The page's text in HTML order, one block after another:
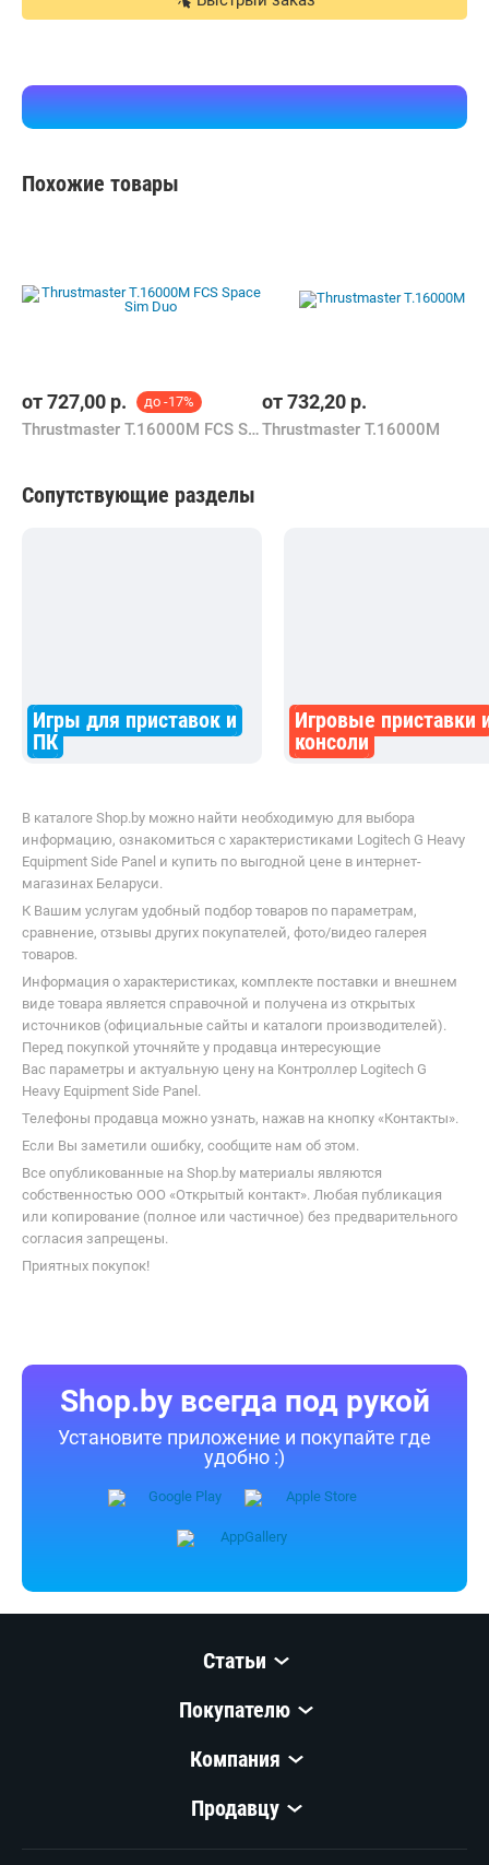
Похожие товары
от727,00 р. до -17%
Thrustmaster T.16000M FCS Space Sim Duo
от732,20 р.
Thrustmaster T.16000M
Сопутствующие разделы
Игры для приставок и
ПК
Игровые приставки
консоли
В каталоге Shop.by можно найти необходимую для выбора
информацию, ознакомиться с характеристиками Logitech G Heavy
Equipment Side Panel и купить по выгодной цене в интернет-
магазинах Беларуси.
К Вашим услугам удобный подбор товаров по параметрам,
сравнение, отзывы других покупателей, фото/видео галерея
товаров.
Информация о характеристиках, комплекте поставки и внешнем
виде товара является справочной и получена из открытых
источников (официальные сайты и каталоги производителей).
Перед покупкой уточняйте у продавца интересующие
Вас параметры и актуальную цену на Контроллер Logitech G
Heavy Equipment Side Panel.
Телефоны продавца можно узнать, нажав на кнопку «Контакты».
Если Вы заметили ошибку, сообщите нам об этом.
Все опубликованные на Shop.by материалы являются
собственностью ООО «Открытый контакт». Любая публикация
или копирование (полное или частичное) без предварительного
согласия запрещены.
Приятных покупок!
Shop.by всегда под рукой
Установите приложение и покупайте где
удобно :)
Статьи
Покупателю
Компания
Продавцу